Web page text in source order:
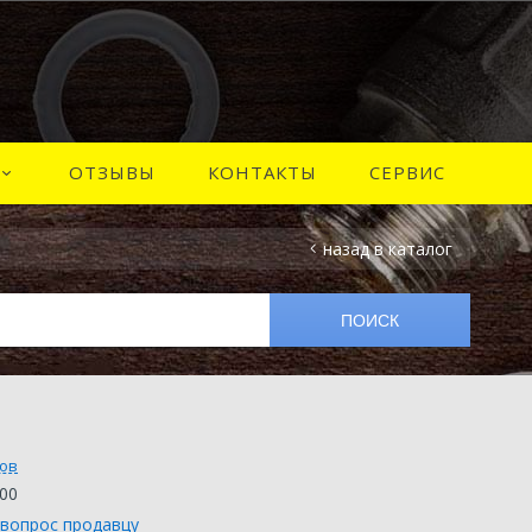
ОТЗЫВЫ КОНТАКТЫ СЕРВИС
назад в каталог
продавцу